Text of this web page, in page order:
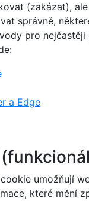
(zakázat),
správně,
pro nejčastěji
a Edge
umožňují
které mění